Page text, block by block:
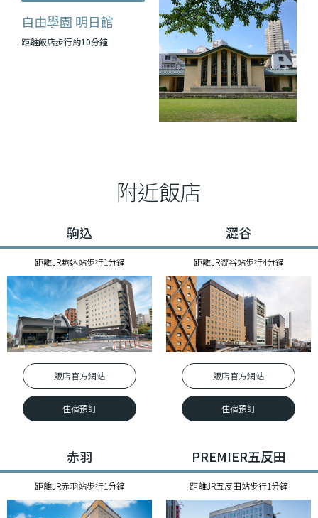
自由學園 明日館
距離飯店步行約10分鐘
附近飯店
駒込
距離JR駒込站步行1分鐘
飯店官⽅網站
住宿預訂
澀谷
距離JR澀谷站步行4分鐘
飯店官⽅網站
住宿預訂
赤羽
距離JR赤羽站步行1分鐘
PREMIER五反田
距離JR五反田站步行1分鐘